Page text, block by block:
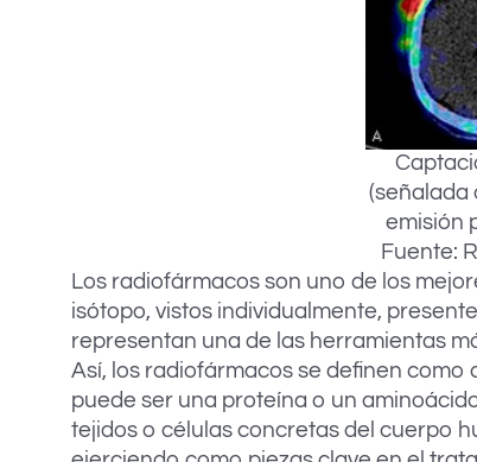
(señalada
emisión
Fuente:
Los radiofármacos son uno de los
isótopo, vistos individualmente,
representan una de las herramientas
Así, los radiofármacos se definen
puede ser una proteína o un
tejidos o células concretas del cuerpo